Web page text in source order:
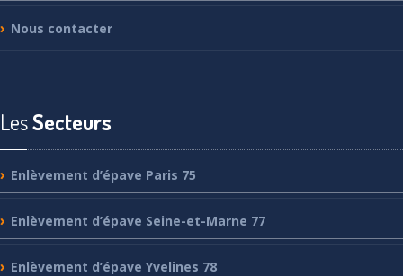
Nous contacter
LesSecteurs
Enlèvement d’épave Paris 75
Enlèvement d’épave Seine-et-Marne 77
Enlèvement d’épave Yvelines 78